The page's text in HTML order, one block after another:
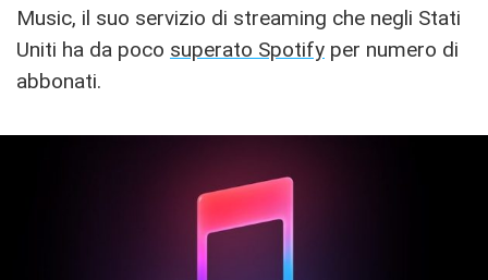
Music, il suo servizio di streaming che negli Stati
Uniti ha da poco superato Spotify per numero di
abbonati.